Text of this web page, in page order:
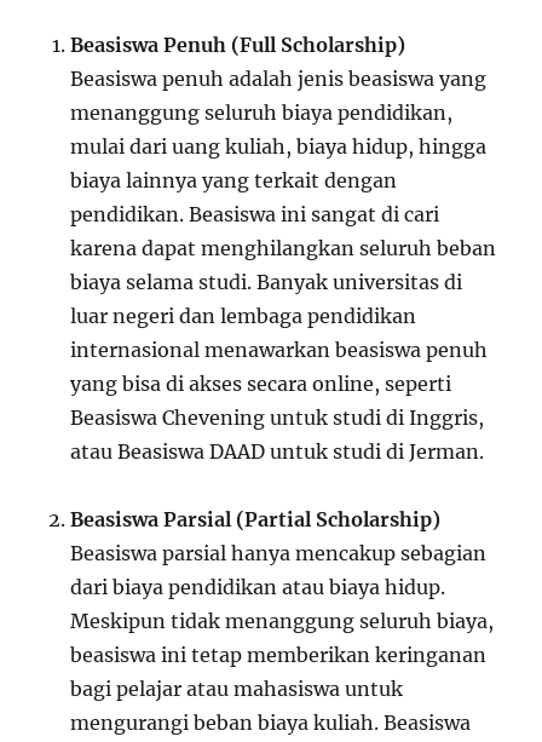
Beasiswa Penuh (Full Scholarship)
Beasiswa penuh adalah jenis beasiswa yang
menanggung seluruh biaya pendidikan,
mulai dari uang kuliah, biaya hidup, hingga
biaya lainnya yang terkait dengan
pendidikan. Beasiswa ini sangat di cari
karena dapat menghilangkan seluruh beban
biaya selama studi. Banyak universitas di
luar negeri dan lembaga pendidikan
internasional menawarkan beasiswa penuh
yang bisa di akses secara online, seperti
Beasiswa Chevening untuk studi di Inggris,
atau Beasiswa DAAD untuk studi di Jerman.
Beasiswa Parsial (Partial Scholarship)
Beasiswa parsial hanya mencakup sebagian
dari biaya pendidikan atau biaya hidup.
Meskipun tidak menanggung seluruh biaya,
beasiswa ini tetap memberikan keringanan
bagi pelajar atau mahasiswa untuk
mengurangi beban biaya kuliah. Beasiswa